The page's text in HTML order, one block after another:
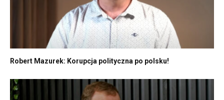
Robert Mazurek: Korupcja polityczna po polsku!